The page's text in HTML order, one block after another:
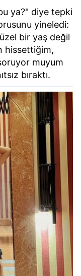
ya?" diye tepki
yineledi:
bir yaş değil
hissettiğim,
muyum
bıraktı.